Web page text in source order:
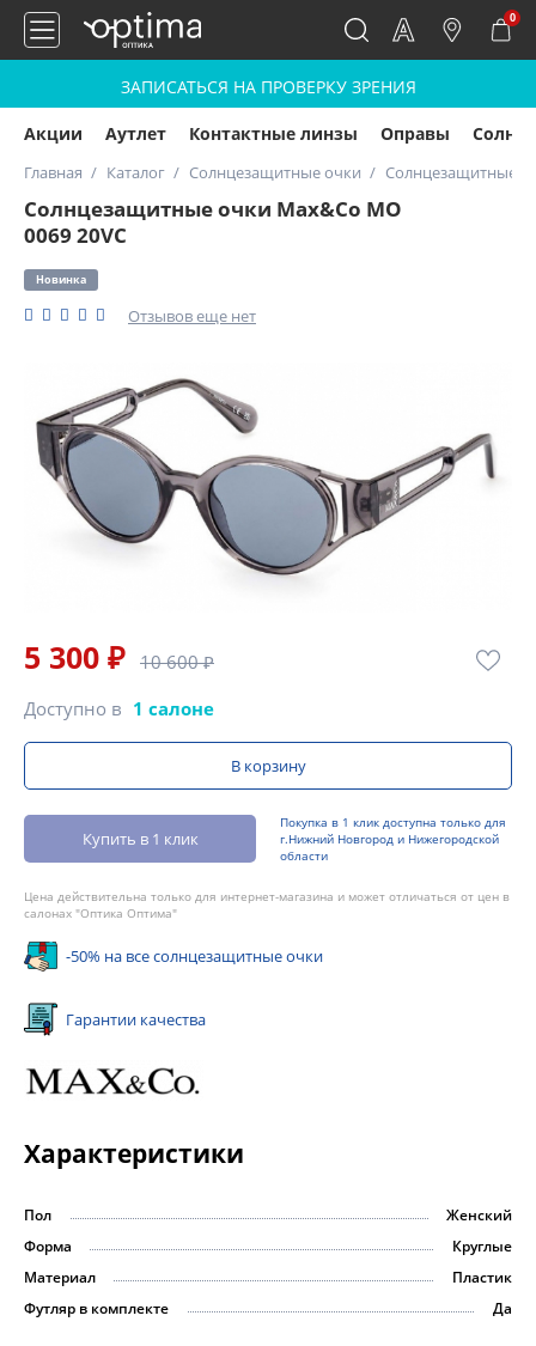
0
ЗАПИСАТЬСЯ НА ПРОВЕРКУ ЗРЕНИЯ
Акции Аутлет Контактные линзы Оправы
Главная Каталог Солнцезащитные очки Солнцезащитные
Солнцезащитные очки Max&Co MO
0069 20VC
Новинка
Отзывов еще нет
5 300 ₽ 10 600 ₽
Доступно в 1 салоне
В корзину
Купить в 1 клик
Покупка в 1 клик доступна только для
г.Нижний Новгород и Нижегородской
области
Цена действительна только для интернет-магазина и может отличаться от цен в
салонах "Оптика Оптима"
-50% на все солнцезащитные очки
Гарантии качества
Характеристики
Пол
Женский
Форма
Круглые
Материал
Пластик
Футляр в комплекте
Да